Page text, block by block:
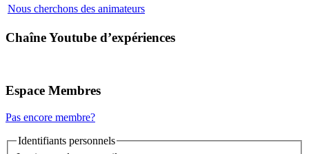
Nous cherchons des animateurs
Chaîne Youtube d’expériences
Espace Membres
Pas encore membre?
Identifiants personnels